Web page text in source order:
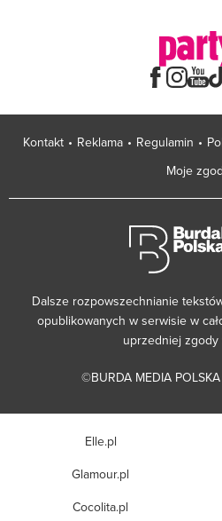
Kontakt Reklama Regulamin
Moje
Dalsze rozpowszechnianie
opublikowanych w serwisie w
uprzedniej zgody
©BURDA MEDIA
Elle.pl
Glamour.pl
Cocolita.pl